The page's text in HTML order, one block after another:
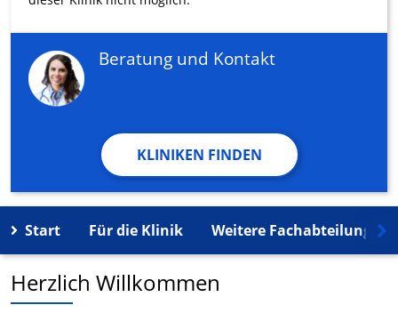
Beratung und Kontakt
KLINIKEN FINDEN
Start Für die Klinik Weitere Fachabteilungen
Herzlich Willkommen